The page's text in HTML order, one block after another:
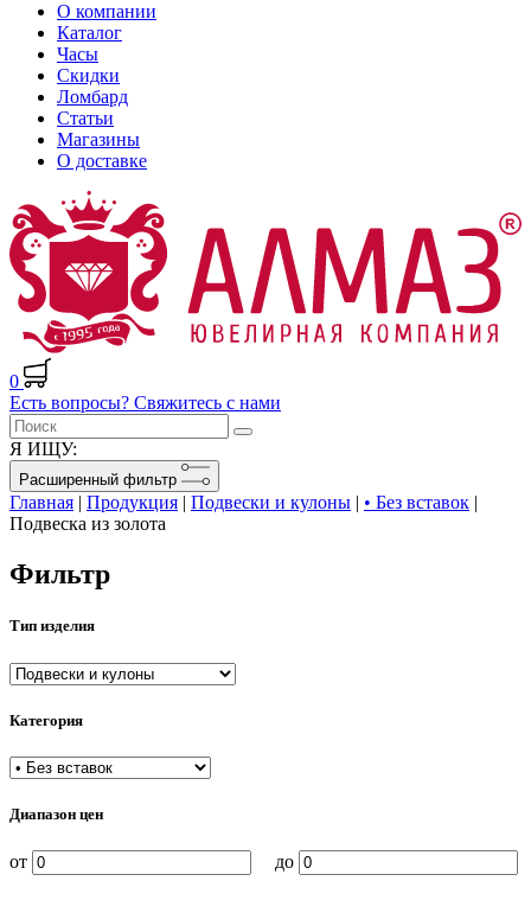
О компании
Каталог
Часы
Скидки
Ломбард
Статьи
Магазины
О доставке
0
Есть вопросы? Свяжитесь с нами
Я ИЩУ:
Расширенный фильтр
Главная | Продукция | Подвески и кулоны | • Без вставок |
Подвеска из золота
Фильтр
Тип изделия
Категория
Диапазон цен
от до